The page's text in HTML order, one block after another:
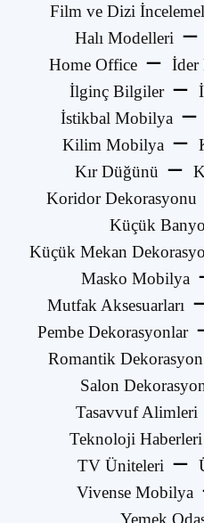
Film ve Dizi
Halı Modelleri
Home Office
İder
İlginç Bilgiler
İstikbal Mobilya
Kilim Mobilya
Kır Düğünü
Koridor Dekorasyonu
Küçük
Küçük Mekan
Masko Mobilya
Mutfak Aksesuarları
Pembe Dekorasyonlar
Romantik Dekorasyon
Salon
Tasavvuf Alimleri
Teknoloji Haberleri
TV Üniteleri
Vivense Mobilya
Yemek